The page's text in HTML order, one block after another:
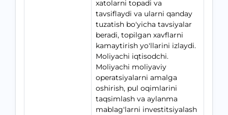
xatolarni topadi va
tavsiflaydi va ularni qanday
tuzatish bo'yicha tavsiyalar
beradi, topilgan xavflarni
kamaytirish yo'llarini izlaydi.
Moliyachi iqtisodchi.
Moliyachi moliyaviy
operatsiyalarni amalga
oshirish, pul oqimlarini
taqsimlash va aylanma
mablag'larni investitsiyalash